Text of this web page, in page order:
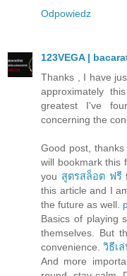
Odpowiedz
123VEGA |
Thanks , I have
approximately
greatest I've
concerning the
Good post, thanks
will bookmark this
you สูตรสล็อต ฟรี
this article and I
the future as well.
Basics of playing
themselves. But
convenience. วิธีเ
And more